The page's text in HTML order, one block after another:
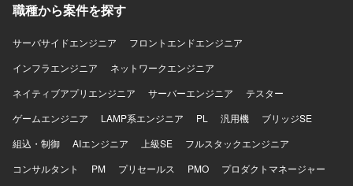
職種から案件を探す
サーバサイドエンジニア
フロントエンドエンジニア
インフラエンジニア
ネットワークエンジニア
ネイティブアプリエンジニア
サーバーエンジニア
テスター
ゲームエンジニア
LAMP系エンジニア PL 汎用機
ブリッジSE
組込・制御
AIエンジニア 上級SE
フルスタックエンジニア
コンサルタント
PM プリセールス PMO
プロダクトマネージャー